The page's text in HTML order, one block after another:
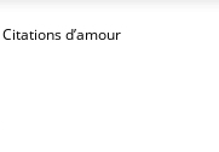
Citations d’amour